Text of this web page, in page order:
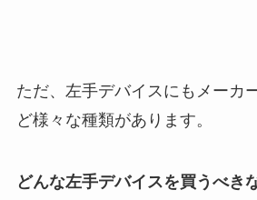
ただ、左手デバイスにもメーカ
ど様々な種類があります。
どんな左手デバイスを買うべき